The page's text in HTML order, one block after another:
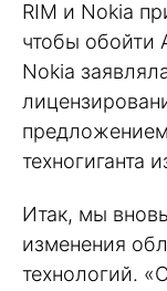
RIM и Nokia
чтобы обойти
Nokia
техногиганта
Итак, мы
изменения
технологий.